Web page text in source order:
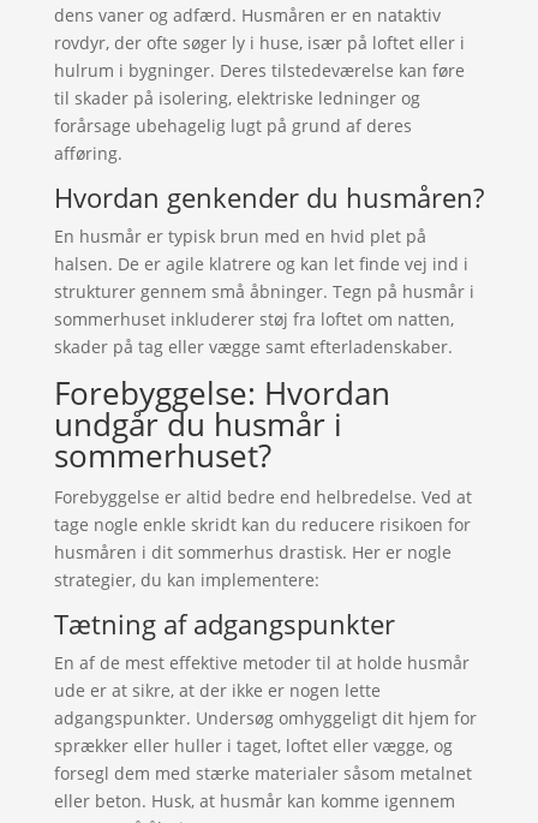
dens vaner og adfærd. Husmåren er en nataktiv
rovdyr, der ofte søger ly i huse, især på loftet eller i
hulrum i bygninger. Deres tilstedeværelse kan føre
til skader på isolering, elektriske ledninger og
forårsage ubehagelig lugt på grund af deres
afføring.
Hvordan genkender du husmåren?
En husmår er typisk brun med en hvid plet på
halsen. De er agile klatrere og kan let finde vej ind i
strukturer gennem små åbninger. Tegn på husmår i
sommerhuset inkluderer støj fra loftet om natten,
skader på tag eller vægge samt efterladenskaber.
Forebyggelse: Hvordan
undgår du husmår i
sommerhuset?
Forebyggelse er altid bedre end helbredelse. Ved at
tage nogle enkle skridt kan du reducere risikoen for
husmåren i dit sommerhus drastisk. Her er nogle
strategier, du kan implementere:
Tætning af adgangspunkter
En af de mest effektive metoder til at holde husmår
ude er at sikre, at der ikke er nogen lette
adgangspunkter. Undersøg omhyggeligt dit hjem for
sprækker eller huller i taget, loftet eller vægge, og
forsegl dem med stærke materialer såsom metalnet
eller beton. Husk, at husmår kan komme igennem